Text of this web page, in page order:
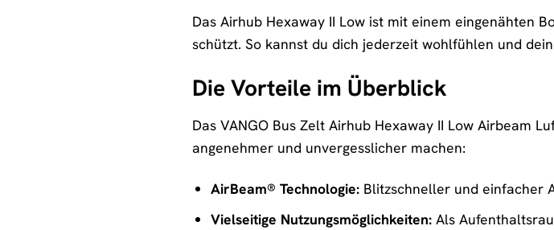
Das Airhub Hexaway II Low ist mit einem eingenähten
schützt. So kannst du dich jederzeit wohlfühlen und
Die Vorteile im Überblick
Das VANGO Bus Zelt Airhub Hexaway II Low Airbeam
angenehmer und unvergesslicher machen:
AirBeam® Technologie:Blitzschneller und einfacher
Vielseitige Nutzungsmöglichkeiten:Als